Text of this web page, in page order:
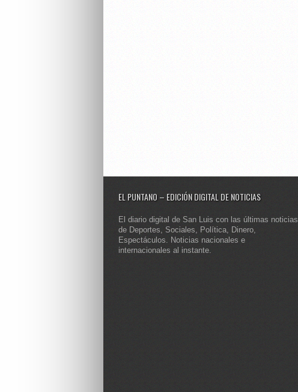
EL PUNTANO – EDICIÓN DIGITAL DE NOTICIAS
El diario digital de San Luis con las últimas noticias
de Deportes, Sociales, Política, Dinero,
Espectáculos. Noticias nacionales e
internacionales al instante.